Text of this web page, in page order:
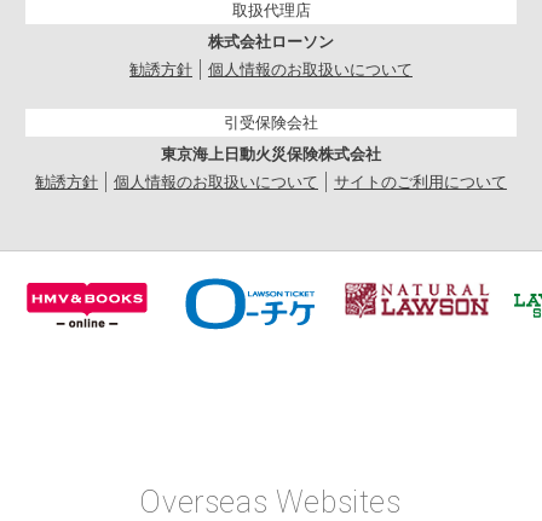
取扱代理店
株式会社ローソン
勧誘方針
個人情報のお取扱いについて
引受保険会社
東京海上日動火災保険株式会社
勧誘方針
個人情報のお取扱いについて サイトのご利用について
Overseas Websites